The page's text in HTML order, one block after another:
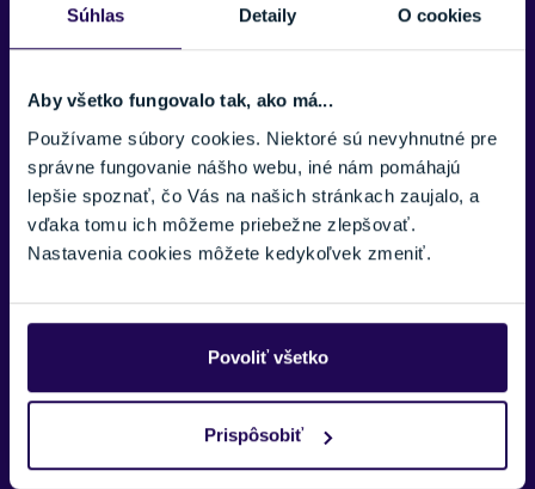
Súhlas Detaily O cookies
Aby všetko fungovalo tak, ako má...
Používame súbory cookies. Niektoré sú nevyhnutné pre
správne fungovanie nášho webu, iné nám pomáhajú
lepšie spoznať, čo Vás na našich stránkach zaujalo, a
vďaka tomu ich môžeme priebežne zlepšovať.
Nastavenia cookies môžete kedykoľvek zmeniť.
Povoliť všetko
Prispôsobiť
Umožňuje nastavenie tuhosti ohybu aj náklonu komína podľa
Adaptive Fit System (AFS) Cuff
Možnosť prispôsobenia šírky lýtkovej časti vďaka odnímateľnej
výplni.
Energy Backbone
Zosilnená zadná časť skeletu pre vyššiu torznú tuhosť a presný
prenos sily.
Dual-Sided Cuff Alignment
Nastaviteľný komín v oboch smeroch – ideálny pre asymetriu
PU Shell / PU Cuff
Trvácny skelet a komín z polyuretánu – zabezpečuje pevnosť a